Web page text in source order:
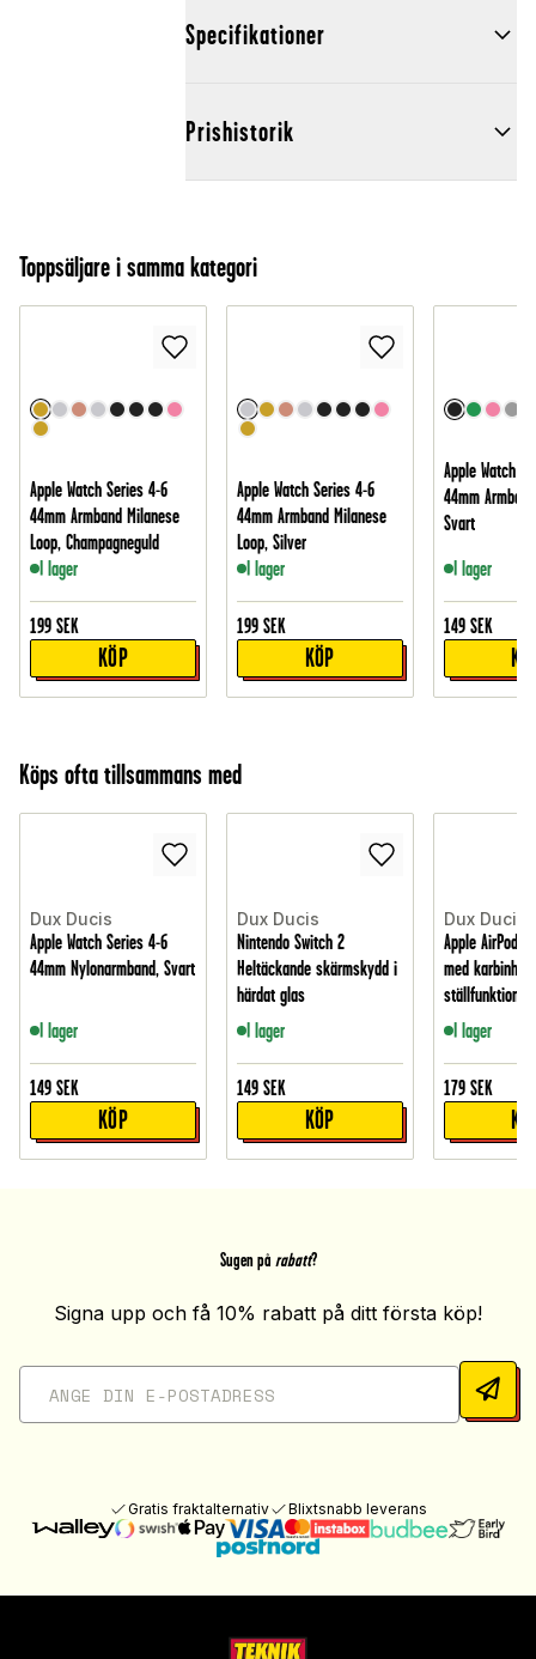
Specifikationer
Prishistorik
Toppsäljare i samma kategori
Apple Watch Series 4-6
44mm Armband Milanese
Loop, Champagneguld
I lager
199 SEK
KÖP
Apple Watch Series 4-6
44mm Armband Milanese
Loop, Silver
I lager
199 SEK
KÖP
Apple Watch
44mm
Svart
I lager
149 SEK
Köps ofta tillsammans med
Dux Ducis
Apple Watch Series 4-6
44mm Nylonarmband, Svart
I lager
149 SEK
KÖP
Dux Ducis
Nintendo Switch 2
Heltäckande skärmskydd i
härdat glas
I lager
149 SEK
KÖP
Dux Ducis
Apple AirPods
med
ställfunktion,
I lager
179 SEK
Sugen på rabatt?
Signa upp och få 10% rabatt på ditt första köp!
Gratis fraktalternativ Blixtsnabb leverans